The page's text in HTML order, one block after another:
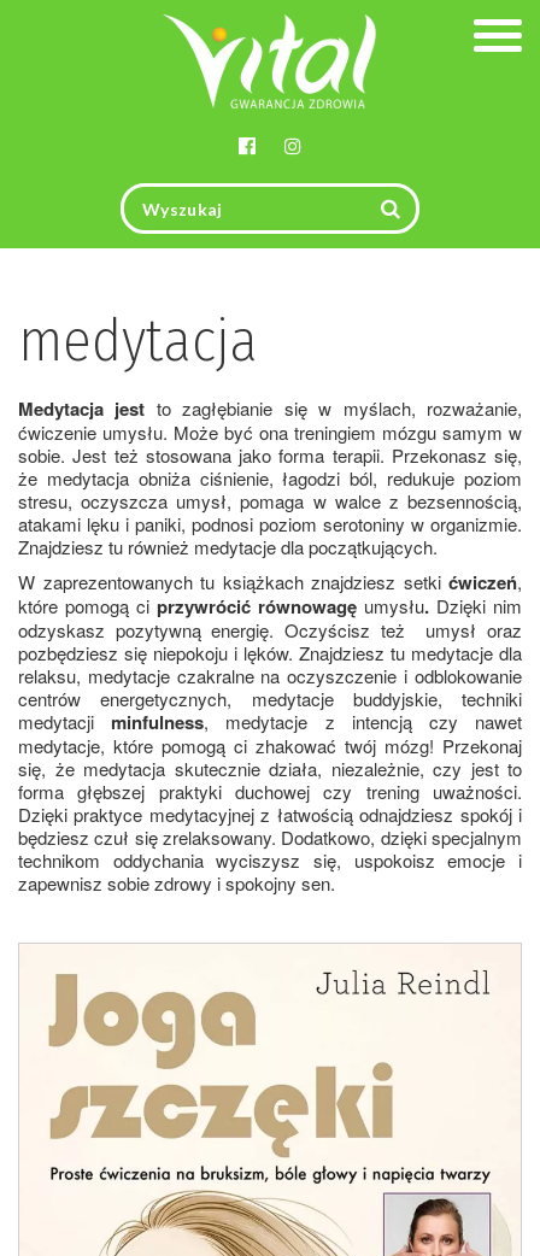
medytacja
Medytacja jest to zagłębianie się w myślach, rozważanie,
ćwiczenie umysłu. Może być ona treningiem mózgu samym w
sobie. Jest też stosowana jako forma terapii. Przekonasz się,
że medytacja obniża ciśnienie, łagodzi ból, redukuje poziom
stresu, oczyszcza umysł, pomaga w walce z bezsennością,
atakami lęku i paniki, podnosi poziom serotoniny w organizmie.
Znajdziesz tu również medytacje dla początkujących.
W zaprezentowanych tu książkach znajdziesz setki ćwiczeń,
które pomogą ci przywrócić równowagę umysłu. Dzięki nim
odzyskasz pozytywną energię. Oczyścisz też umysł oraz
pozbędziesz się niepokoju i lęków. Znajdziesz tu medytacje dla
relaksu, medytacje czakralne na oczyszczenie i odblokowanie
centrów energetycznych, medytacje buddyjskie, techniki
medytacji minfulness, medytacje z intencją czy nawet
medytacje, które pomogą ci zhakować twój mózg! Przekonaj
się, że medytacja skutecznie działa, niezależnie, czy jest to
forma głębszej praktyki duchowej czy trening uważności.
Dzięki praktyce medytacyjnej z łatwością odnajdziesz spokój i
będziesz czuł się zrelaksowany. Dodatkowo, dzięki specjalnym
technikom oddychania wyciszysz się, uspokoisz emocje i
zapewnisz sobie zdrowy i spokojny sen.